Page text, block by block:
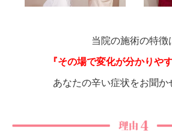
当院の施術の特徴
『その場で変化が分かりやす
あなたの辛い症状をお聞か